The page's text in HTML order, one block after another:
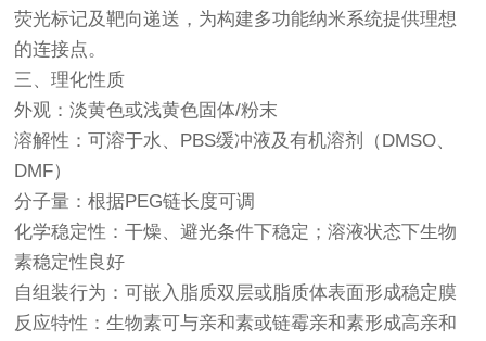
荧光标记及靶向递送，为构建多功能纳米系统提供理想
的连接点。
三、理化性质
外观：淡黄色或浅黄色固体/粉末
溶解性：可溶于水、PBS缓冲液及有机溶剂（DMSO、
DMF）
分子量：根据PEG链长度可调
化学稳定性：干燥、避光条件下稳定；溶液状态下生物
素稳定性良好
自组装行为：可嵌入脂质双层或脂质体表面形成稳定膜
反应特性：生物素可与亲和素或链霉亲和素形成高亲和